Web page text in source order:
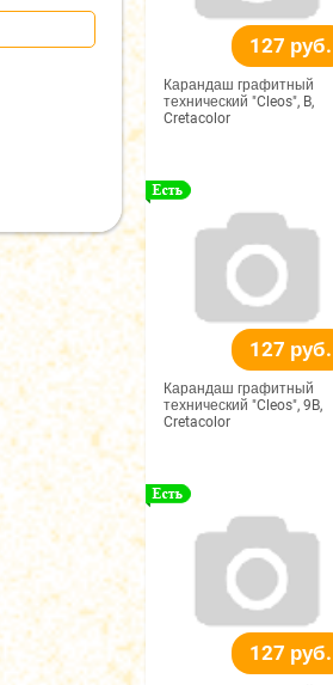
127 руб.
Карандаш графитный
технический "Cleos", B,
Cretacolor
127 руб.
Карандаш графитный
технический "Cleos", 9B,
Cretacolor
127 руб.